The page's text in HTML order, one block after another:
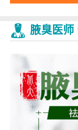
腋臭医师